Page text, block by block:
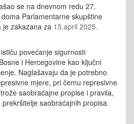
se na dnevnom redu 27.
Parlamentarne skupštine
je zakazana za 15.april 2025.
povećanje sigurnosti
i Hercegovine kao ključni
Naglašavaju da je potrebno
mjere, pri čemu represivne
saobraćajne propise i pravila,
saobraćajnih propisa.